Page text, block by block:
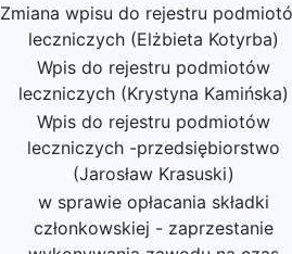
Zmiana wpisu do rejestru
leczniczych (Elżbieta Kotyrba)
Wpis do rejestru podmiotów
leczniczych (Krystyna Kamińska)
Wpis do rejestru podmiotów
leczniczych -przedsiębiorstwo
(Jarosław Krasuski)
w sprawie opłacania składki
członkowskiej - zaprzestanie